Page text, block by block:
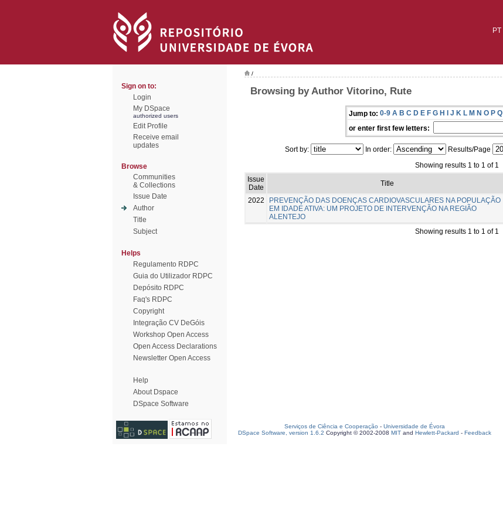
PT
Sign on to:
Login
My DSpace
authorized users
Edit Profile
Receive email
updates
Browse
Communities
& Collections
Issue Date
Author
Title
Subject
Helps
Regulamento RDPC
Guia do Utilizador RDPC
Depósito RDPC
Faq's RDPC
Copyright
Integração CV DeGóis
Workshop Open Access
Open Access Declarations
Newsletter Open Access
Help
About Dspace
DSpace Software
/
Browsing by Author Vitorino, Rute
Jump to: 0-9 A B C D E F G H I J K L M N O P Q
or enter first few letters:
Sort by: In order: Results/Page
Showing results 1 to 1 of 1
Issue
Date
Title
2022
PREVENÇÃO DAS DOENÇAS CARDIOVASCULARES NA POPULAÇÃO
EM IDADE ATIVA: UM PROJETO DE INTERVENÇÃO NA REGIÃO
ALENTEJO
Showing results 1 to 1 of 1
Serviços de Ciência e Cooperação - Universidade de Évora
DSpace Software, version 1.6.2 Copyright © 2002-2008 MIT and Hewlett-Packard - Feedback